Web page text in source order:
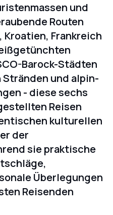
und
Routen
Frankreich
Barock-Städten
und alpin-
- diese sechs
Reisen
kulturellen
der
sie praktische
Überlegungen
Reisenden